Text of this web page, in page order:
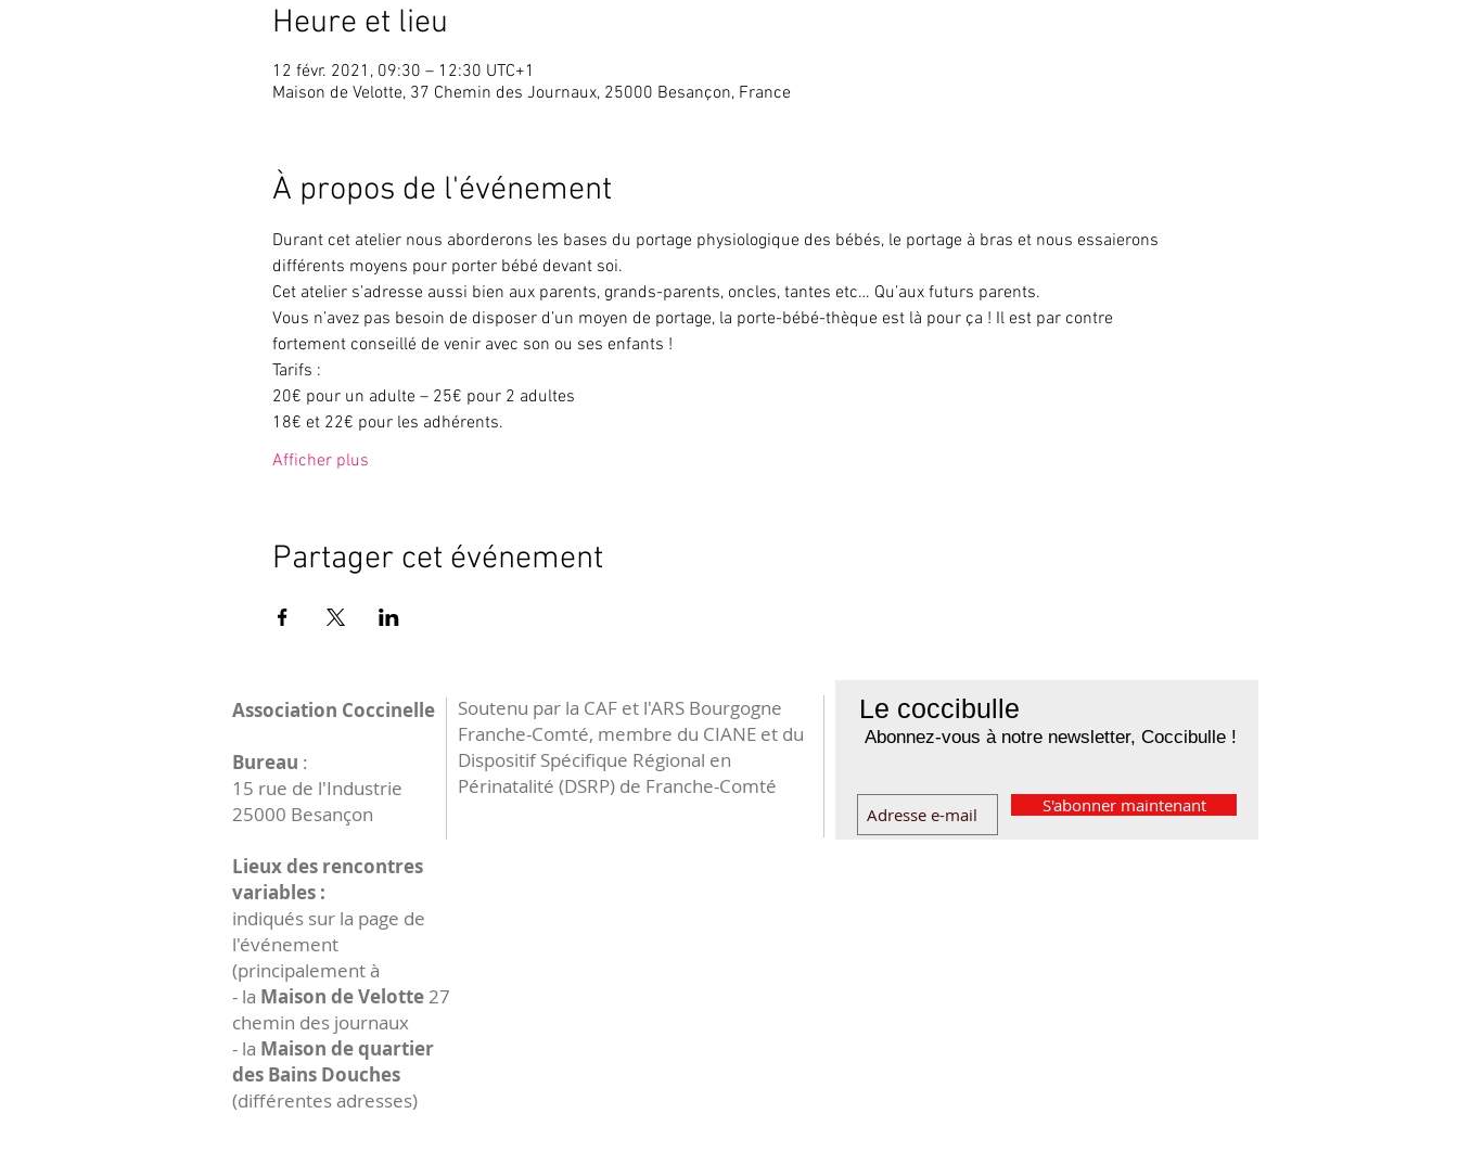
Heure et lieu
12 févr. 2021, 09:30 – 12:30 UTC+1
Maison de Velotte, 37 Chemin des Journaux, 25000 Besançon, France
À propos de l'événement
Durant cet atelier nous aborderons les bases du portage physiologique des bébés, le portage à bras et nous essaierons
différents moyens pour porter bébé devant soi.
Cet atelier s’adresse aussi bien aux parents, grands-parents, oncles, tantes etc… Qu’aux futurs parents.
Vous n’avez pas besoin de disposer d’un moyen de portage, la porte-bébé-thèque est là pour ça ! Il est par contre
fortement conseillé de venir avec son ou ses enfants !
Tarifs :
20€ pour un adulte – 25€ pour 2 adultes
18€ et 22€ pour les adhérents.
Afficher plus
Partager cet événement
Le coccibulle
Abonnez-vous à notre newsletter, Coccibulle !
S'abonner maintenant
Association Coccinelle
Bureau :
15 rue de l'Industrie
25000 Besançon
Lieux des rencontres
variables :
indiqués sur la page de
l'événement
(principalement à
- la Maison de Velotte27
chemin des journaux
- la Maison de quartier
des Bains Douches
(différentes adresses)
Soutenu par la CAF et l'ARS Bourgogne
Franche-Comté, membre du CIANE et du
Dispositif Spécifique Régional en
Périnatalité (DSRP) de Franche-Comté